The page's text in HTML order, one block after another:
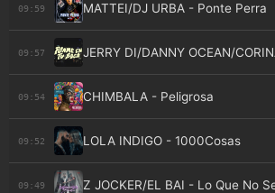
09:59 MATTEI/DJ URBA - Ponte Perra
09:57 JERRY DI/DANNY OCEAN/
09:54 CHIMBALA - Peligrosa
09:52 LOLA INDIGO - 1000Cosas
09:49 Z JOCKER/EL BAI - Lo Que No